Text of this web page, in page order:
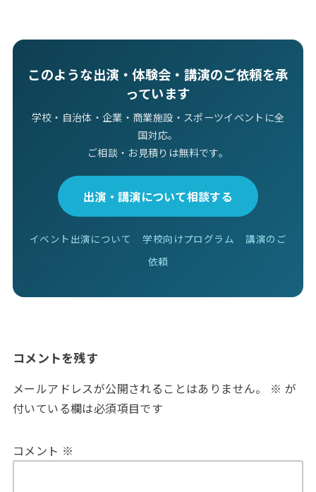
このような出演・体験会・講演のご依頼を承
っています
学校・自治体・企業・商業施設・スポーツイベントに全
国対応。
ご相談・お見積りは無料です。
出演・講演について相談する
イベント出演について 学校向けプログラム
講演のご
依頼
コメントを残す
メールアドレスが公開されることはありません。 ※ が
付いている欄は必須項目です
コメント ※